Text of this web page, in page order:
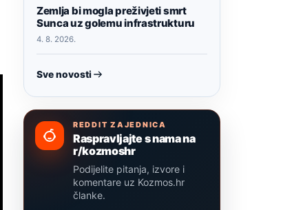
Zemlja bi mogla preživjeti smrt
Sunca uz golemu infrastrukturu
4. 8. 2026.
Sve novosti
REDDIT ZAJEDNICA
Raspravljajte s nama na
r/kozmoshr
Podijelite pitanja, izvore i
komentare uz Kozmos.hr
članke.